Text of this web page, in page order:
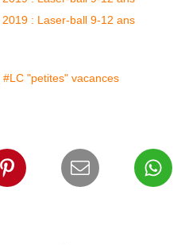
#LC "petites" vacances